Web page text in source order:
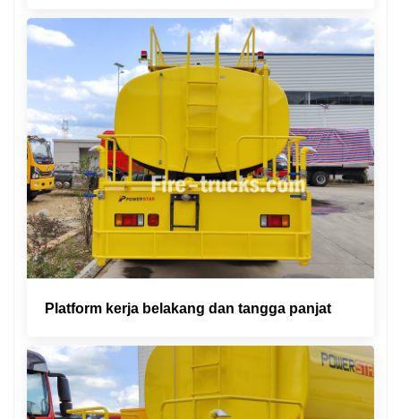
Platform kerja belakang dan tangga panjat